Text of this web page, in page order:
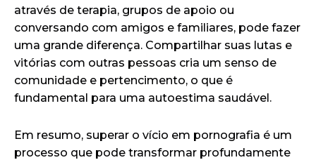
através de terapia, grupos de apoio ou
conversando com amigos e familiares, pode fazer
uma grande diferença. Compartilhar suas lutas e
vitórias com outras pessoas cria um senso de
comunidade e pertencimento, o que é
fundamental para uma autoestima saudável.
Em resumo, superar o vício em pornografia é um
processo que pode transformar profundamente